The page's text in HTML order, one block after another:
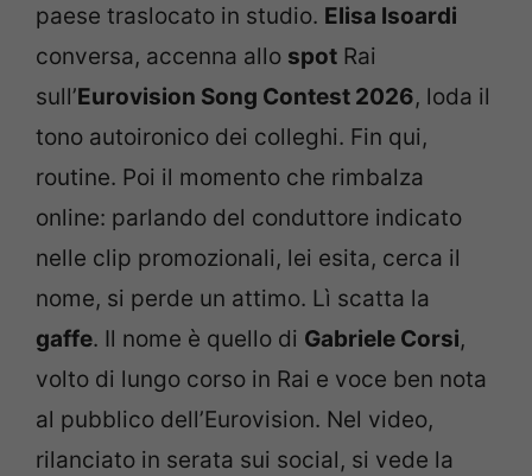
paese traslocato in studio. Elisa Isoardi
conversa, accenna allo spot Rai
sull’Eurovision Song Contest 2026, loda il
tono autoironico dei colleghi. Fin qui,
routine. Poi il momento che rimbalza
online: parlando del conduttore indicato
nelle clip promozionali, lei esita, cerca il
nome, si perde un attimo. Lì scatta la
gaffe. Il nome è quello di Gabriele Corsi,
volto di lungo corso in Rai e voce ben nota
al pubblico dell’Eurovision. Nel video,
rilanciato in serata sui social, si vede la